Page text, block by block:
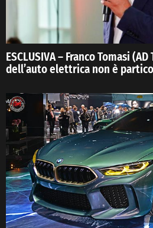
ESCLUSIVA – Franco Tomasi
dell’auto elettrica non è